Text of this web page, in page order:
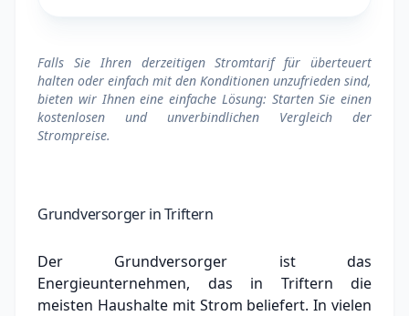
Falls Sie Ihren derzeitigen Stromtarif für überteuert
halten oder einfach mit den Konditionen unzufrieden sind,
bieten wir Ihnen eine einfache Lösung: Starten Sie einen
kostenlosen und unverbindlichen Vergleich der
Strompreise.
Grundversorger in Triftern
Der Grundversorger ist das
Energieunternehmen, das in Triftern die
meisten Haushalte mit Strom beliefert. In vielen